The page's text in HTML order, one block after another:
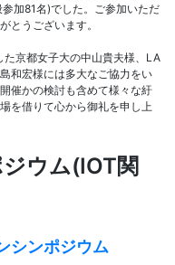
加81名)でした。ご参加いただ
とうございます。
京都女子大の中山貴夫様、LA
和宏様には多大なご協力をい
催かの検討も含めて様々な紆
を借りて心から御礼を申し上
ウム(IOT関
シンポジウム